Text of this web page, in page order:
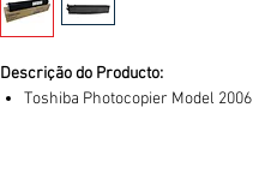
Descrição do Producto:
Toshiba Photocopier Model 2006